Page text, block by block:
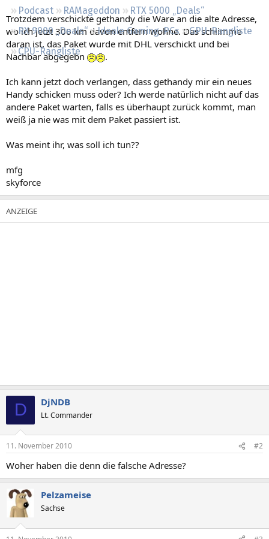
Podcast RAMageddon
RTX 5000 „Deals“
RX 9000 „Deals“
Ideale Gaming-PCs
GPU-Rangliste
CPU-Rangliste
Trotzdem verschickte gethandy die Ware an die alte Adresse,
wo ich jetzt 300 km davon entfern wohne. Das schlimme
daran ist, das Paket wurde mit DHL verschickt und bei
Nachbar abgegebn
.
Ich kann jetzt doch verlangen, dass gethandy mir ein neues
Handy schicken muss oder? Ich werde natürlich nicht auf das
andere Paket warten, falls es überhaupt zurück kommt, man
weiß ja nie was mit dem Paket passiert ist.
Was meint ihr, was soll ich tun??
mfg
skyforce
D DjNDB
Lt. Commander
11. November 2010 #2
Woher haben die denn die falsche Adresse?
Pelzameise
Sachse